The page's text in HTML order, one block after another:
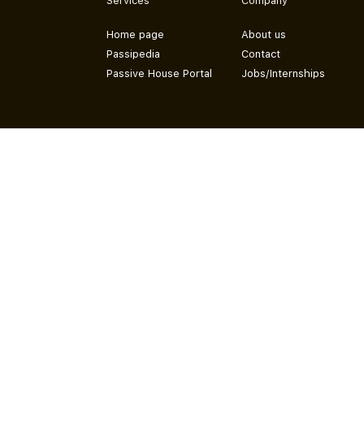
Home page
Passipedia
Passive House Portal
About us
Contact
Jobs/Internships